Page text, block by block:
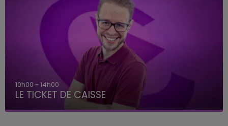
10h00 - 14h00
LE TICKET DE CAISSE